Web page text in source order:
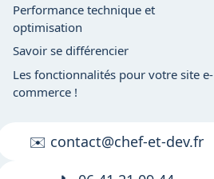
Performance technique et
optimisation
Savoir se différencier
Les fonctionnalités pour votre site e-
commerce !
✉️ contact@chef-et-dev.fr